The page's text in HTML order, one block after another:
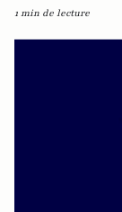
1 min de lecture